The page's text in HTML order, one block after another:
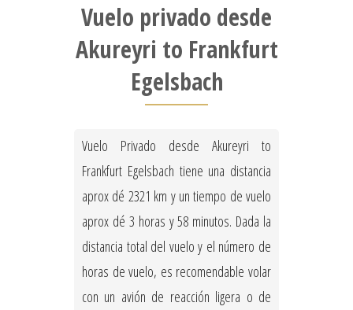
Vuelo privado desde
Akureyri to Frankfurt
Egelsbach
Vuelo Privado desde Akureyri to
Frankfurt Egelsbach tiene una distancia
aprox dé 2321 km y un tiempo de vuelo
aprox dé 3 horas y 58 minutos. Dada la
distancia total del vuelo y el número de
horas de vuelo, es recomendable volar
con un avión de reacción ligera o de